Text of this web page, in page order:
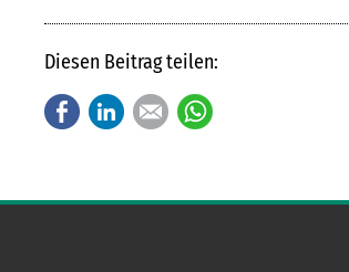
Diesen Beitrag teilen:
FacebookLinkedInE-mail